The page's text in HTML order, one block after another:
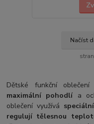
Načíst
Dětské funkční
maximální pohodlí a
oblečení využívá
regulují tělesnou